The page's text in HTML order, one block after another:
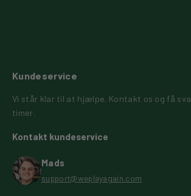
Kundeservice
Vi står klar til at hjælpe. Kontakt os og få
timer.
Kontakt kundeservice
Mads
support@weplayagain.com